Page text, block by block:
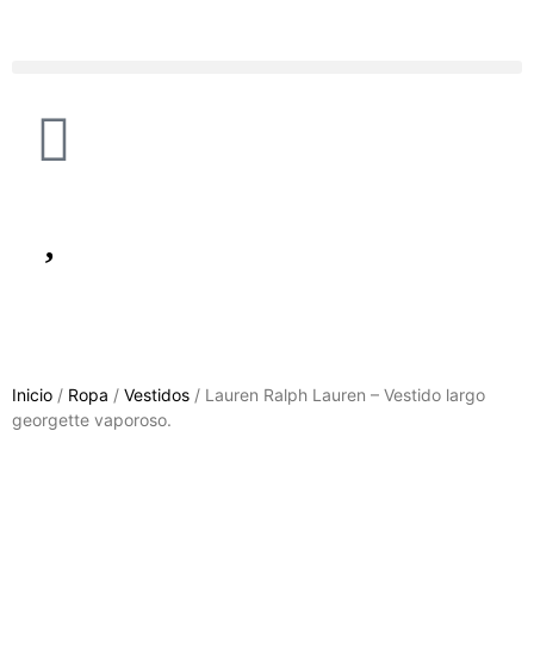
Inicio / Ropa / Vestidos / Lauren Ralph Lauren – Vestido largo
georgette vaporoso.